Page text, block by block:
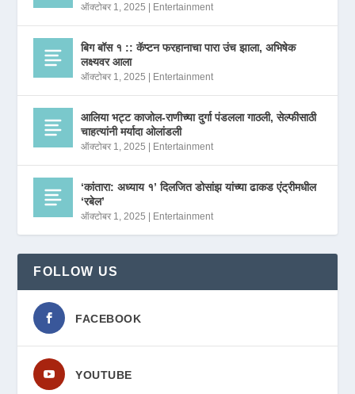
ऑक्टोबर 1, 2025 Entertainment
बिग बॉस १ :: कॅप्टन फरहानाचा पारा उंच झाला, अभिषेक
लक्ष्यवर आला
ऑक्टोबर 1, 2025 Entertainment
आलिया भट्ट काजोल-राणीच्या दुर्गा पंडलला गाठली, सेल्फीसाठी
चाहत्यांनी मर्यादा ओलांडली
ऑक्टोबर 1, 2025 Entertainment
‘कांतारा: अध्याय १’ दिलजित डोसांझ यांच्या ढाकड एंट्रीमधील
‘रबेल’
ऑक्टोबर 1, 2025 Entertainment
FOLLOW US
FACEBOOK
YOUTUBE